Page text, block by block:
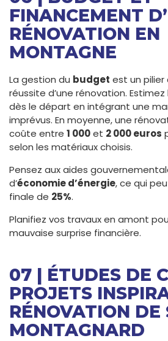
FINANCEMENT
RÉNOVATION EN
MONTAGNE
La gestion du budget est un pilier
réussite d’une rénovation.
dès le départ en intégrant une
imprévus. En moyenne, une
coûte entre 1 000et 2 000 euros
selon les matériaux choisis.
Pensez aux aides
d’économie d’énergie, ce qui
finale de 25%.
Planifiez vos travaux en amont
mauvaise surprise financière.
07 | ÉTUDES DE
PROJETS
RÉNOVATION DE
MONTAGNARD